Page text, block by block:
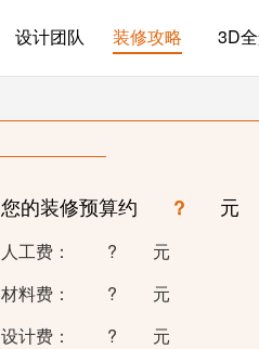
设计团队 装修攻略 3D
您的装修预算约 ? 元
人工费： ?
元
材料费：
?
元
设计费：
?
元